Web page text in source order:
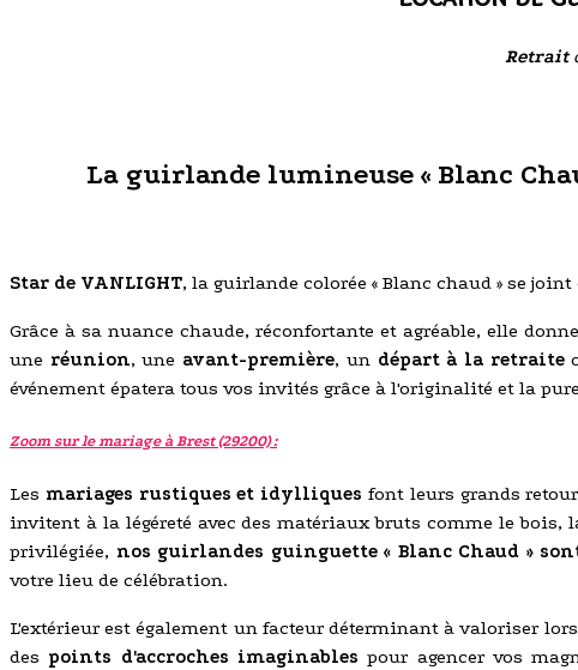
Retrait
La guirlande lumineuse « Blanc
Star de VANLIGHT, la guirlande colorée « Blanc chaud » se joint
Grâce à sa nuance chaude, réconfortante et agréable, elle
une réunion, une avant-première, un départ à la retraite
événement épatera tous vos invités grâce à l'originalité et la
Zoom sur le mariage à Brest (29200) :
Les mariages rustiques et idylliques font leurs grands
invitent à la légéreté avec des matériaux bruts comme le bois,
privilégiée, nos guirlandes guinguette « Blanc Chaud »
votre lieu de célébration.
L'extérieur est également un facteur déterminant à valoriser
des points d'accroches imaginables pour agencer vos